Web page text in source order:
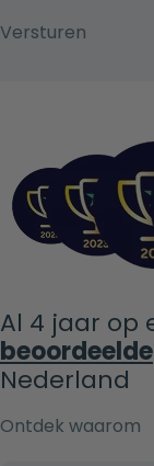
Al 4 jaar op
beoordeelde
Nederland
Ontdek waarom